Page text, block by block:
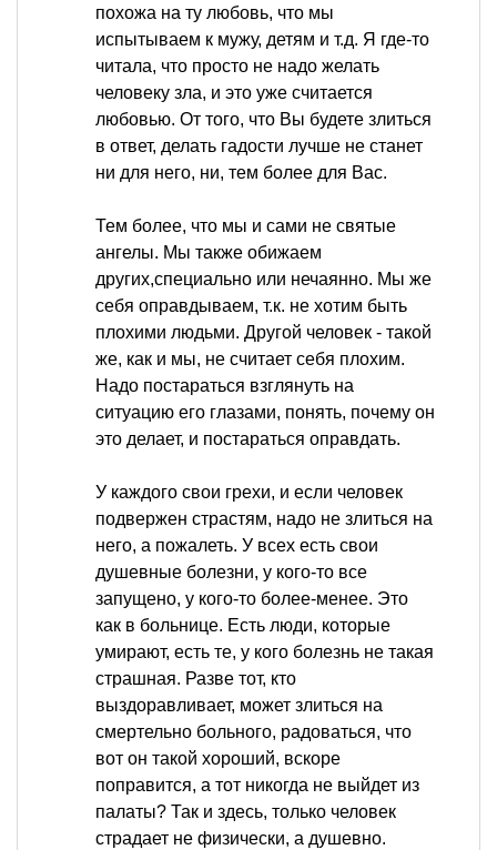
похожа на ту любовь, что мы
испытываем к мужу, детям и т.д. Я где-то
читала, что просто не надо желать
человеку зла, и это уже считается
любовью. От того, что Вы будете злиться
в ответ, делать гадости лучше не станет
ни для него, ни, тем более для Вас.
Тем более, что мы и сами не святые
ангелы. Мы также обижаем
других,специально или нечаянно. Мы же
себя оправдываем, т.к. не хотим быть
плохими людьми. Другой человек - такой
же, как и мы, не считает себя плохим.
Надо постараться взглянуть на
ситуацию его глазами, понять, почему он
это делает, и постараться оправдать.
У каждого свои грехи, и если человек
подвержен страстям, надо не злиться на
него, а пожалеть. У всех есть свои
душевные болезни, у кого-то все
запущено, у кого-то более-менее. Это
как в больнице. Есть люди, которые
умирают, есть те, у кого болезнь не такая
страшная. Разве тот, кто
выздоравливает, может злиться на
смертельно больного, радоваться, что
вот он такой хороший, вскоре
поправится, а тот никогда не выйдет из
палаты? Так и здесь, только человек
страдает не физически, а душевно.